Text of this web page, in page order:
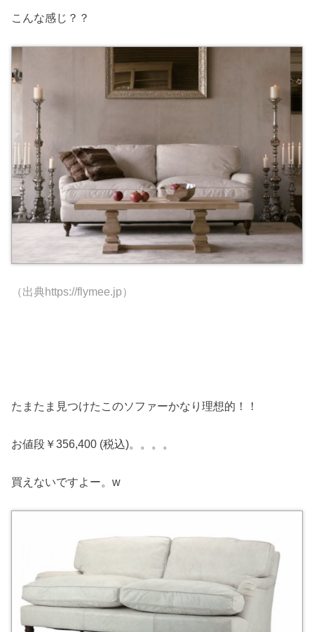
こんな感じ？？
（出典https://flymee.jp）
たまたま見つけたこのソファーかなり理想的！！
お値段￥356,400 (税込)。。。。
買えないですよー。w